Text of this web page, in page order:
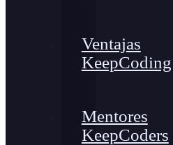
Ventajas
KeepCoding
Mentores
KeepCoders